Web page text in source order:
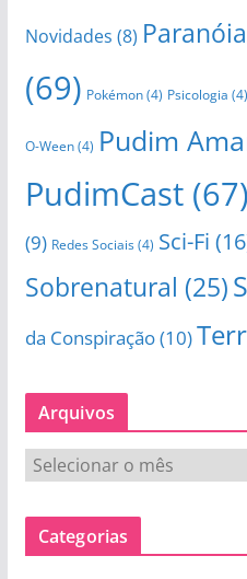
Novidades (8) Paranóia
(69) Pokémon(4) Psicologia (4)
O-Ween(4) Pudim
PudimCast(67)
(9) Redes Sociais(4) Sci-Fi
Sobrenatural (25)
da Conspiração(10)
Arquivos
q
Categorias